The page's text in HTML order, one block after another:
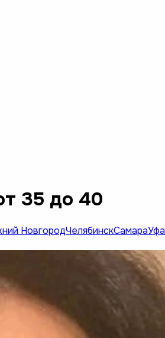
35 до 40
НовгородЧелябинскСамараУфа